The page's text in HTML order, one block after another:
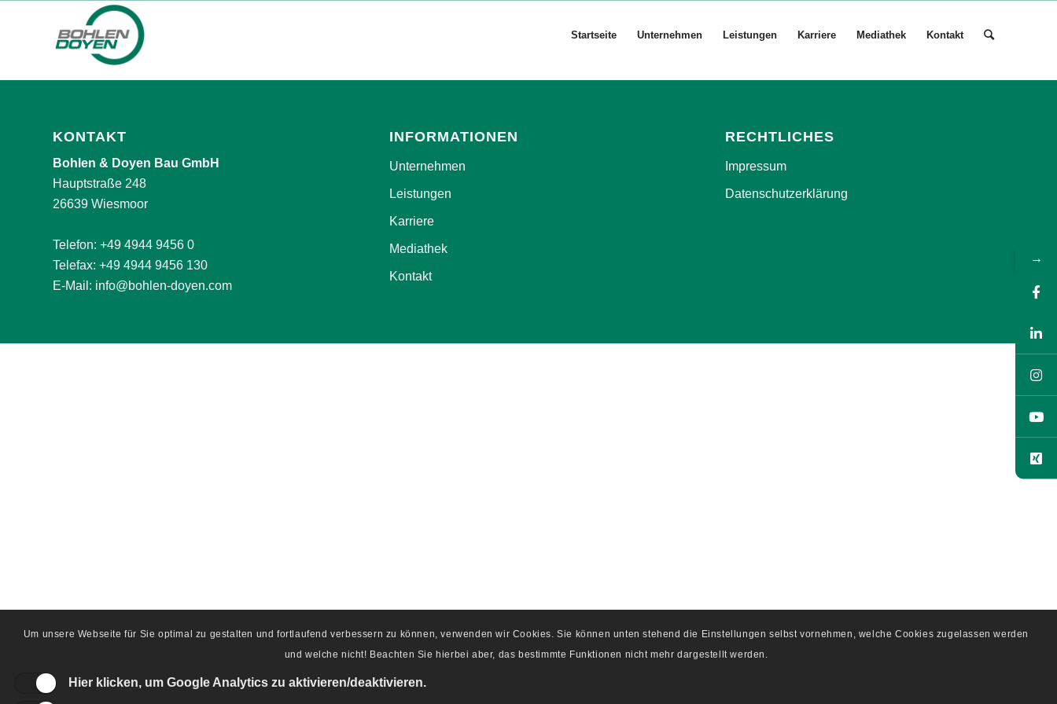
Startseite Unternehmen Leistungen Karriere Mediathek Kontakt
KONTAKT
Bohlen & Doyen Bau GmbH
Hauptstraße 248
26639 Wiesmoor
Telefon: +49 4944 9456 0
Telefax: +49 4944 9456 130
E-Mail: info@bohlen-doyen.com
INFORMATIONEN
Unternehmen
Leistungen
Karriere
Mediathek
Kontakt
RECHTLICHES
Impressum
Datenschutzerklärung
Um unsere Webseite für Sie optimal zu gestalten und fortlaufend verbessern zu können, verwenden wir Cookies. Sie können unten stehend die Einstellungen selbst vornehmen, welche Cookies zugelassen werden
und welche nicht! Beachten Sie hierbei aber, das bestimmte Funktionen nicht mehr dargestellt werden.
Hier klicken, um Google Analytics zu aktivieren/deaktivieren.
→